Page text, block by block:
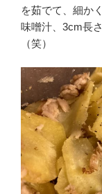
を茹でて、細か
味噌汁、3cm長
（笑）